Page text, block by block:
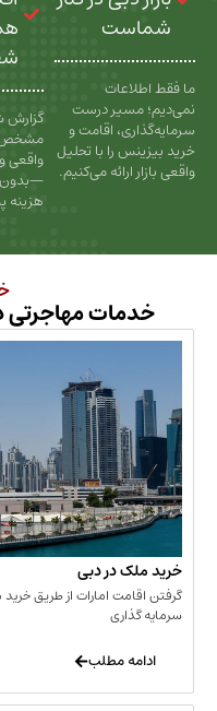
درست
اقامت و
با تحلیل
می‌کنیم.
همه‌چیز با ما
شفاف است
گزارش شفاف، قرارداد
مشخص، قیمت‌گذاری
واقعی و پشتیبانی کامل
—بدون ابهام و بدون
مهاجرتی دبی ساید
در دبی
امارات از طریق خرید ملک در دبی و